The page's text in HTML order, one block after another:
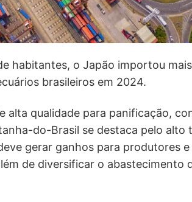
habitantes, o Japão importou
brasileiros em 2024.
alta qualidade para panificação,
do-Brasil se destaca pelo alto
gerar ganhos para produtores e
de diversificar o abastecimento